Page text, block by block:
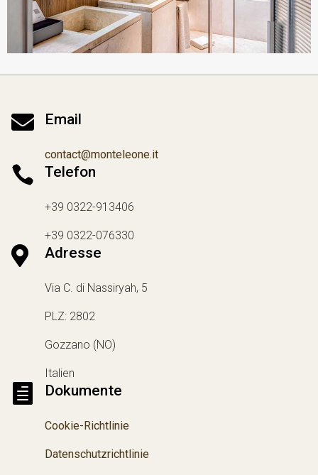
 Email
contact@monteleone.it
 Telefon
+39 0322-913406
+39 0322-076330
 Adresse
Via C. di Nassiryah, 5
PLZ: 2802
Gozzano (NO)
Italien
 Dokumente
Cookie-Richtlinie
Datenschutzrichtlinie